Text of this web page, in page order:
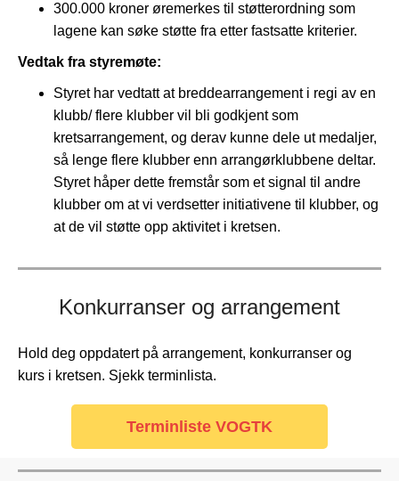
300.000 kroner øremerkes til støtterordning som
lagene kan søke støtte fra etter fastsatte kriterier.
Vedtak fra styremøte:
Styret har vedtattat breddearrangement i regi av en
klubb/ flere klubber vil bli godkjent som
kretsarrangement, og derav kunne dele ut medaljer,
så lenge flere klubber enn arrangørklubbene deltar.
Styret håper dette fremstår som et signal til andre
klubber om at vi verdsetter initiativene til klubber, og
at de vil støtte opp aktivitet i kretsen.
Konkurranser og arrangement
Hold deg oppdatert på arrangement, konkurranser og
kurs i kretsen. Sjekk terminlista.
Terminliste VOGTK